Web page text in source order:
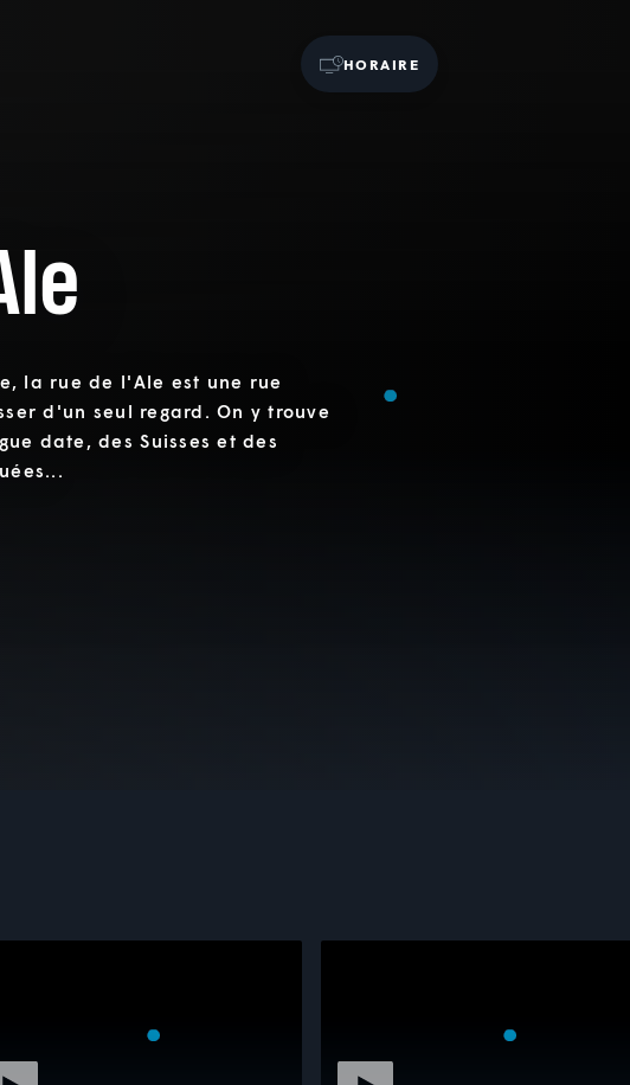
HORAIRE
la rue de l'Ale est une rue
d'un seul regard. On y trouve
date, des Suisses et des